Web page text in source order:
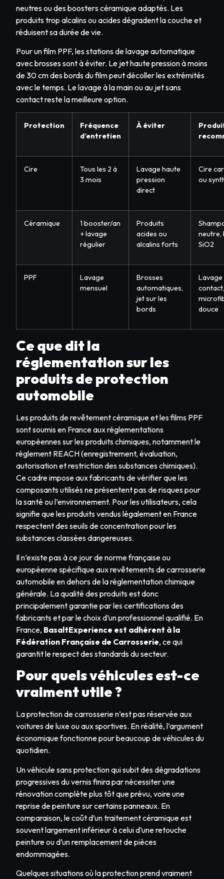
neutres ou des boosters céramique adaptés. Les
produits trop alcalins ou acides dégradent la couche et
réduisent sa durée de vie.
Pour un film PPF, les stations de lavage automatique
avec brosses sont à éviter. Le jet haute pression à moins
de 30 cm des bords du film peut décoller les extrémités
avec le temps. Le lavage à la main ou au jet sans
contact reste la meilleure option.
Protection
Fréquence
d’entretien
À éviter
Cire
Tous les 2 à
3 mois
Lavage haute
pression
direct
Cire
ou
Céramique
1 booster/an
+ lavage
régulier
Produits
acides ou
alcalins forts
SiO2
PPF
Lavage
mensuel
Brosses
automatiques,
jet sur les
bords
Lavage
douce
Ce que dit la
réglementation sur les
produits de protection
automobile
Les produits de revêtement céramique et les films PPF
sont soumis en France aux réglementations
européennes sur les produits chimiques, notamment le
règlement REACH (enregistrement, évaluation,
autorisation et restriction des substances chimiques).
Ce cadre impose aux fabricants de vérifier que les
composants utilisés ne présentent pas de risques pour
la santé ou l’environnement. Pour les utilisateurs, cela
signifie que les produits vendus légalement en France
respectent des seuils de concentration pour les
substances classées dangereuses.
Il n’existe pas à ce jour de norme française ou
européenne spécifique aux revêtements de carrosserie
automobile en dehors de la réglementation chimique
générale. La qualité des produits est donc
principalement garantie par les certifications des
fabricants et par le choix d’un professionnel qualifié. En
France, BasaltExperience est adhérent à la
Fédération Française de Carrosserie, ce qui
garantit le respect des standards du secteur.
Pour quels véhicules est-ce
vraiment utile ?
La protection de carrosserie n’est pas réservée aux
voitures de luxe ou aux sportives. En réalité, l’argument
économique fonctionne pour beaucoup de véhicules du
quotidien.
Un véhicule sans protection qui subit des dégradations
progressives du vernis finira par nécessiter une
rénovation complète plus tôt que prévu, voire une
reprise de peinture sur certains panneaux. En
comparaison, le coût d’un traitement céramique est
souvent largement inférieur à celui d’une retouche
peinture ou d’un remplacement de pièces
endommagées.
Quelques situations où la protection prend vraiment